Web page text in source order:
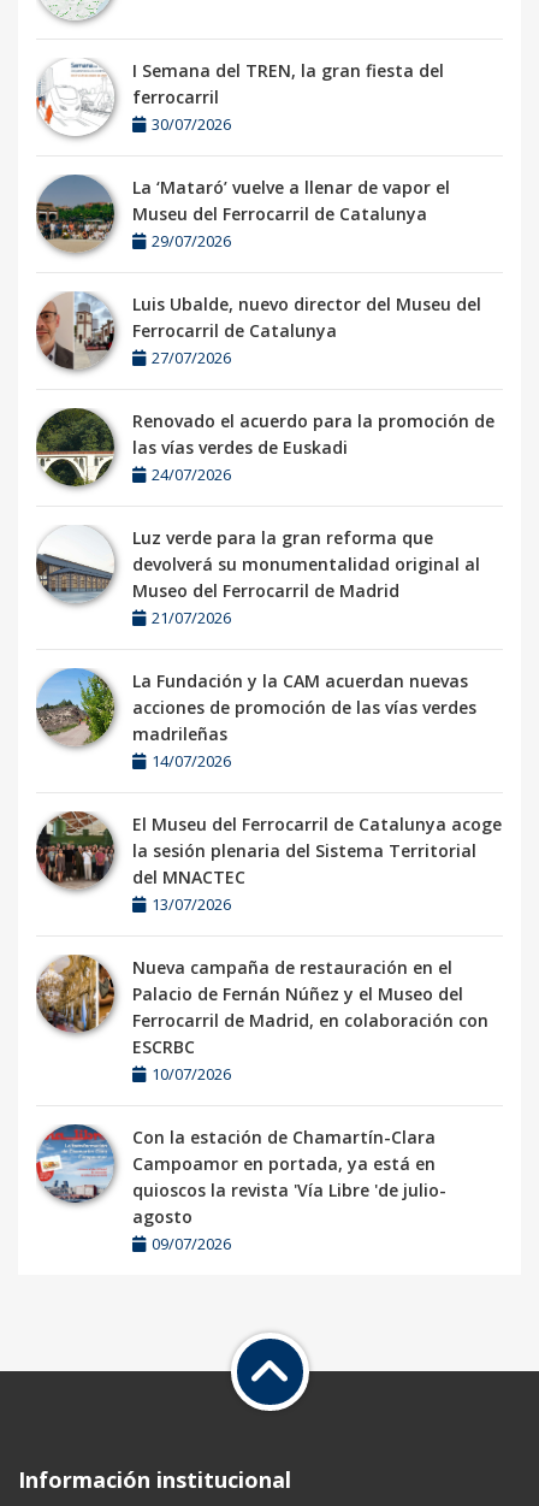
I Semana del TREN, la gran fiesta del
ferrocarril
30/07/2026
La ‘Mataró’ vuelve a llenar de vapor el
Museu del Ferrocarril de Catalunya
29/07/2026
Luis Ubalde, nuevo director del Museu del
Ferrocarril de Catalunya
27/07/2026
Renovado el acuerdo para la promoción de
las vías verdes de Euskadi
24/07/2026
Luz verde para la gran reforma que
devolverá su monumentalidad original al
Museo del Ferrocarril de Madrid
21/07/2026
La Fundación y la CAM acuerdan nuevas
acciones de promoción de las vías verdes
madrileñas
14/07/2026
El Museu del Ferrocarril de Catalunya acoge
la sesión plenaria del Sistema Territorial
del MNACTEC
13/07/2026
Nueva campaña de restauración en el
Palacio de Fernán Núñez y el Museo del
Ferrocarril de Madrid, en colaboración con
ESCRBC
10/07/2026
Con la estación de Chamartín-Clara
Campoamor en portada, ya está en
quioscos la revista 'Vía Libre 'de julio-
agosto
09/07/2026
Información institucional